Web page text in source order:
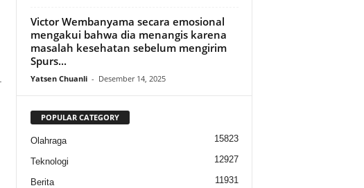
Victor Wembanyama secara emosional
mengakui bahwa dia menangis karena
masalah kesehatan sebelum mengirim
Spurs...
Yatsen Chuanli - Desember 14, 2025
POPULAR CATEGORY
Olahraga 15823
Teknologi 12927
Berita 11931